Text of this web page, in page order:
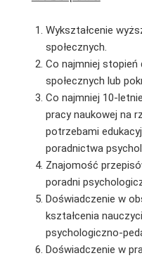
Wykształcenie
społecznych.
Co najmniej stopień
społecznych lub
Co najmniej 10-
pracy naukowej na
potrzebami
poradnictwa
Znajomość
poradni
Doświadczenie w
kształcenia
psychologiczno-
Doświadczenie w